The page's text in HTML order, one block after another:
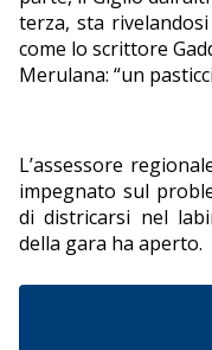
terza, sta
come lo scrittore
Merulana: “un
L’assessore
impegnato sul
di districarsi nel
della gara ha aperto.